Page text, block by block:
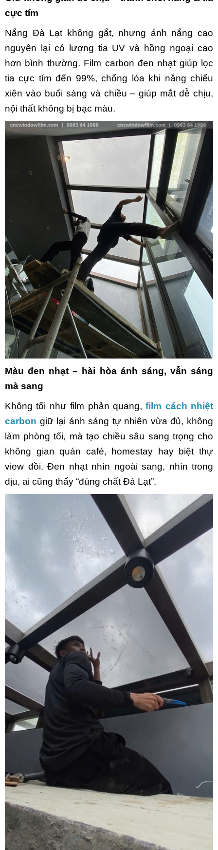
cực tím
Nắng Đà Lạt không gắt, nhưng ánh nắng cao
nguyên lại có lượng tia UV và hồng ngoại cao
hơn bình thường. Film carbon đen nhạt giúp lọc
tia cực tím đến 99%, chống lóa khi nắng chiếu
xiên vào buổi sáng và chiều – giúp mắt dễ chịu,
nội thất không bị bạc màu.
Màu đen nhạt – hài hòa ánh sáng, vẫn sáng
mà sang
Không tối như film phản quang, film cách nhiệt
carbon giữ lại ánh sáng tự nhiên vừa đủ, không
làm phòng tối, mà tạo chiều sâu sang trọng cho
không gian quán café, homestay hay biệt thự
view đồi. Đen nhạt nhìn ngoài sang, nhìn trong
dịu, ai cũng thấy “đúng chất Đà Lạt”.